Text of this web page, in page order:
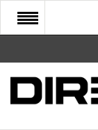
START
COMUNITATE